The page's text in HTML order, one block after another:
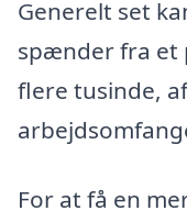
Generelt set
spænder fra et
flere tusinde,
For at få en